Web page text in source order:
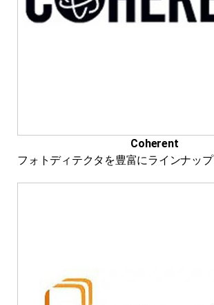
Coherent
フォトディテクタを豊富にラインナップ